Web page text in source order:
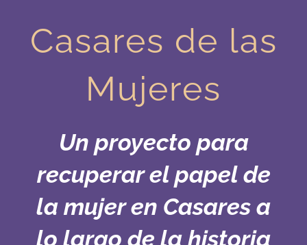
contenidoCasares de las
Mujeres
Un proyecto para
recuperar el papel de
la mujer en Casares a
lo largo de la historia